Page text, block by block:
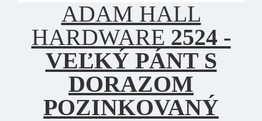
ADAM HALL
HARDWARE 2524 -
VEĽKÝ PÁNT S
DORAZOM
POZINKOVANÝ